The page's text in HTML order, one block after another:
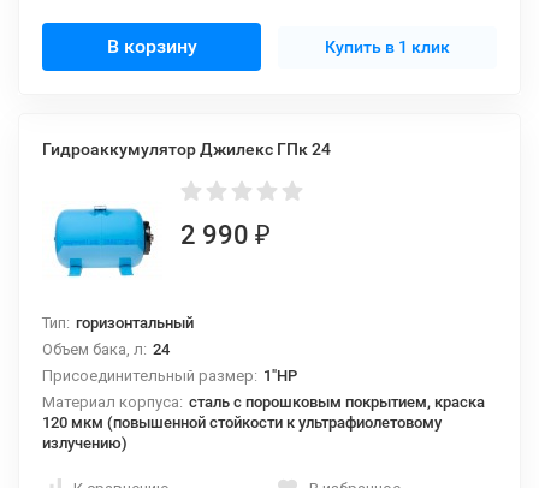
В корзину Купить в 1 клик
Гидроаккумулятор Джилекс ГПк 24
2 990 ₽
Тип: горизонтальный
Объем бака, л: 24
Присоединительный размер: 1"НР
Материал корпуса: сталь с порошковым покрытием, краска
120 мкм (повышенной стойкости к ультрафиолетовому
излучению)